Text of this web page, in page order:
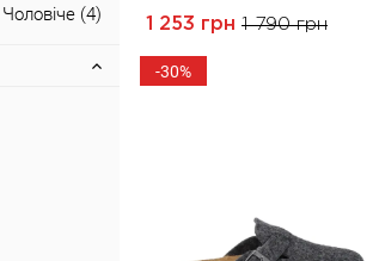
Чоловіче (4)
1 253 грн 1 790 грн
-30%